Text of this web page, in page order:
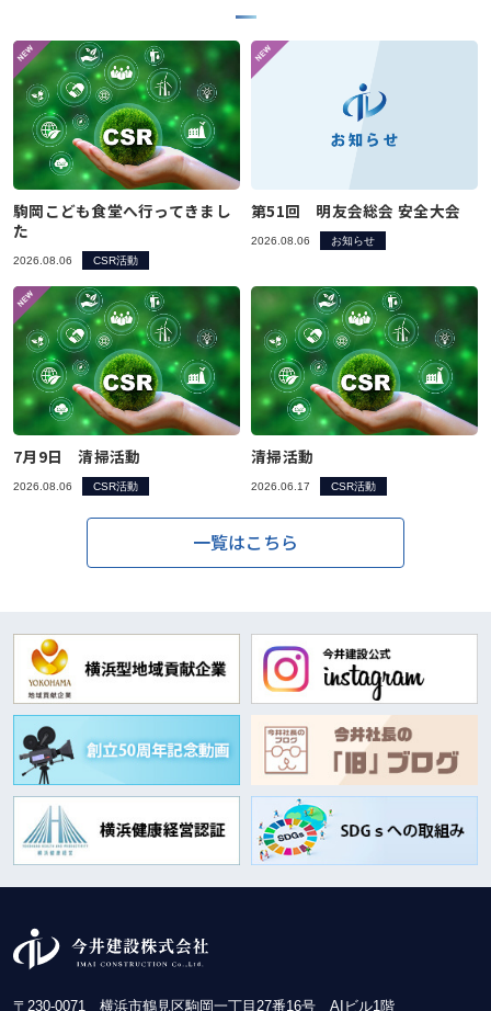
駒岡こども食堂へ行ってきまし
た
2026.08.06 CSR活動
第51回 明友会総会 安全大会
2026.08.06 お知らせ
7月9日 清掃活動
2026.08.06 CSR活動
清掃活動
2026.06.17 CSR活動
一覧はこちら
〒230-0071 横浜市鶴見区駒岡一丁目27番16号 AIビル1階